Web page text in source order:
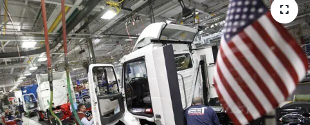
Künye
Yasal Uyarı